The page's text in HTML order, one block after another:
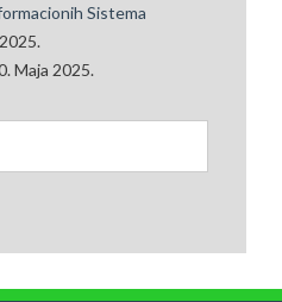
Sistema
Maja 2025.